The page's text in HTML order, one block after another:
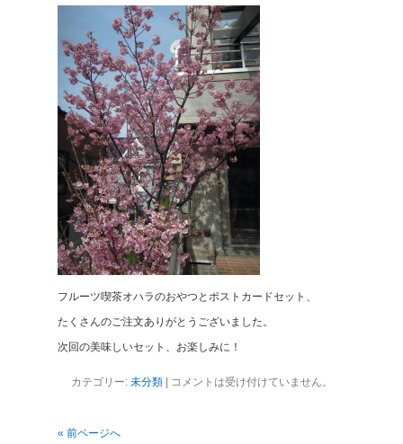
フルーツ喫茶オハラのおやつとポストカードセット、
たくさんのご注文ありがとうございました。
次回の美味しいセット、お楽しみに！
カテゴリー: 未分類| コメントは受け付けていません。
« 前ページへ